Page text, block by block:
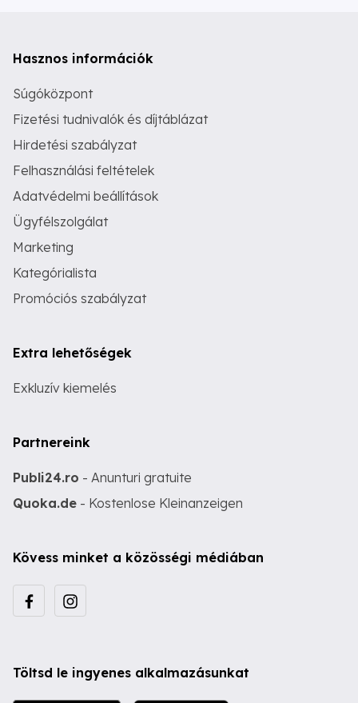
Hasznos információk
Súgóközpont
Fizetési tudnivalók és díjtáblázat
Hirdetési szabályzat
Felhasználási feltételek
Adatvédelmi beállítások
Ügyfélszolgálat
Marketing
Kategórialista
Promóciós szabályzat
Extra lehetőségek
Exkluzív kiemelés
Partnereink
Publi24.ro - Anunturi gratuite
Quoka.de - Kostenlose Kleinanzeigen
Kövess minket a közösségi médiában
Töltsd le ingyenes alkalmazásunkat